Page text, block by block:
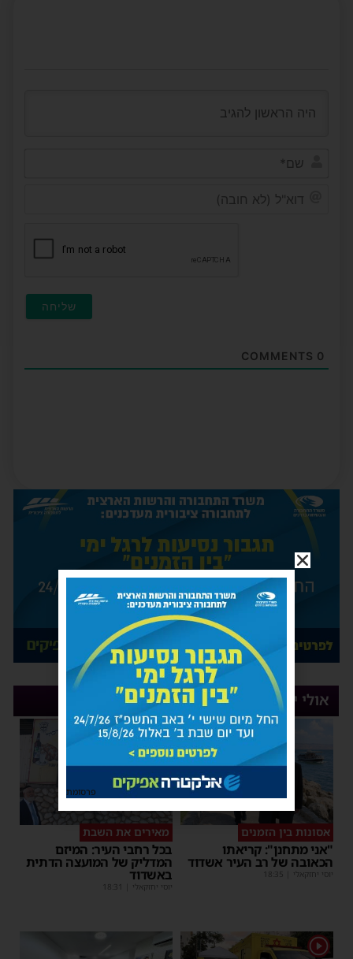
0
אולי יעניין אותך
אסונות בין הזמנים
"אני מתחנן": קריאתו
הכאובה של רב העיר אשדוד
יוסי יחזקאלי 18:35
מאירים את השבת
בכל רחבי העיר: המיזם
המדליק של המועצה הדתית
באשדוד
יוסי יחזקאלי 18:31
1
פרסומת